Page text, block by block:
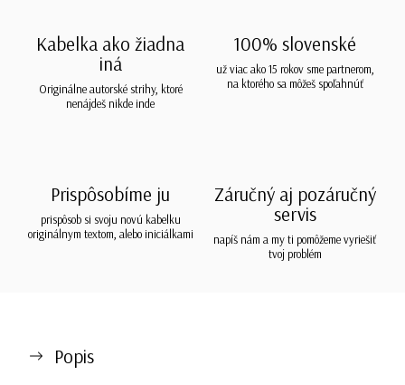
Kabelka ako žiadna
iná
Originálne autorské strihy, ktoré
nenájdeš nikde inde
100% slovenské
už viac ako 15 rokov sme partnerom,
na ktorého sa môžeš spoľahnúť
Prispôsobíme ju
prispôsob si svoju novú kabelku
originálnym textom, alebo iniciálkami
Záručný aj pozáručný
servis
napíš nám a my ti pomôžeme vyriešiť
tvoj problém
Popis